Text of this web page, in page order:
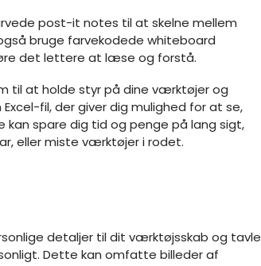
post-it notes til at skelne mellem
bruge farvekodede whiteboard
det lettere at læse og forstå.
til at holde styr på dine værktøjer og
fil, der giver dig mulighed for at se,
kan spare dig tid og penge på lang sigt,
eller miste værktøjer i rodet.
detaljer til dit værktøjsskab og tavle
Dette kan omfatte billeder af